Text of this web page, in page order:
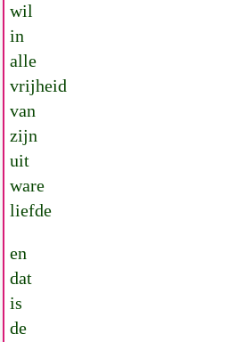
wil
in
alle
vrijheid
van
zijn
uit
ware
liefde
en
dat
is
de